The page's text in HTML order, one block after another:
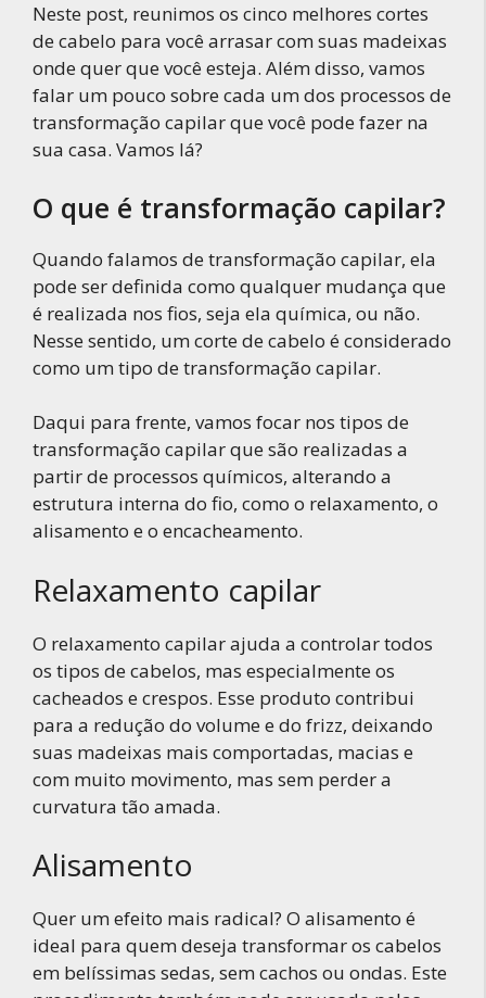
Neste post, reunimos os cinco melhores cortes
de cabelo para você arrasar com suas madeixas
onde quer que você esteja. Além disso, vamos
falar um pouco sobre cada um dos processos de
transformação capilar que você pode fazer na
sua casa. Vamos lá?
O que é transformação capilar?
Quando falamos de transformação capilar, ela
pode ser definida como qualquer mudança que
é realizada nos fios, seja ela química, ou não.
Nesse sentido, um corte de cabelo é considerado
como um tipo de transformação capilar.
Daqui para frente, vamos focar nos tipos de
transformação capilar que são realizadas a
partir de processos químicos, alterando a
estrutura interna do fio, como o relaxamento, o
alisamento e o encacheamento.
Relaxamento capilar
O relaxamento capilar ajuda a controlar todos
os tipos de cabelos, mas especialmente os
cacheados e crespos. Esse produto contribui
para a redução do volume e do frizz, deixando
suas madeixas mais comportadas, macias e
com muito movimento, mas sem perder a
curvatura tão amada.
Alisamento
Quer um efeito mais radical? O alisamento é
ideal para quem deseja transformar os cabelos
em belíssimas sedas, sem cachos ou ondas. Este